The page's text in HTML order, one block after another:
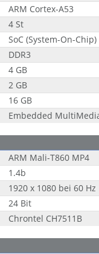
ARM Cortex-A53
4 St
SoC (System-On-Chip)
DDR3
4 GB
2 GB
16 GB
Embedded
ARM Mali-T860 MP4
1.4b
1920 x 1080 bei 60 Hz
24 Bit
Chrontel CH7511B